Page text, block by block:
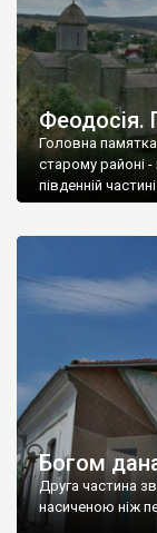
Феодосія.
Головна
старому районі -
південній частині
Богом
Друга частина
насиченою ніж